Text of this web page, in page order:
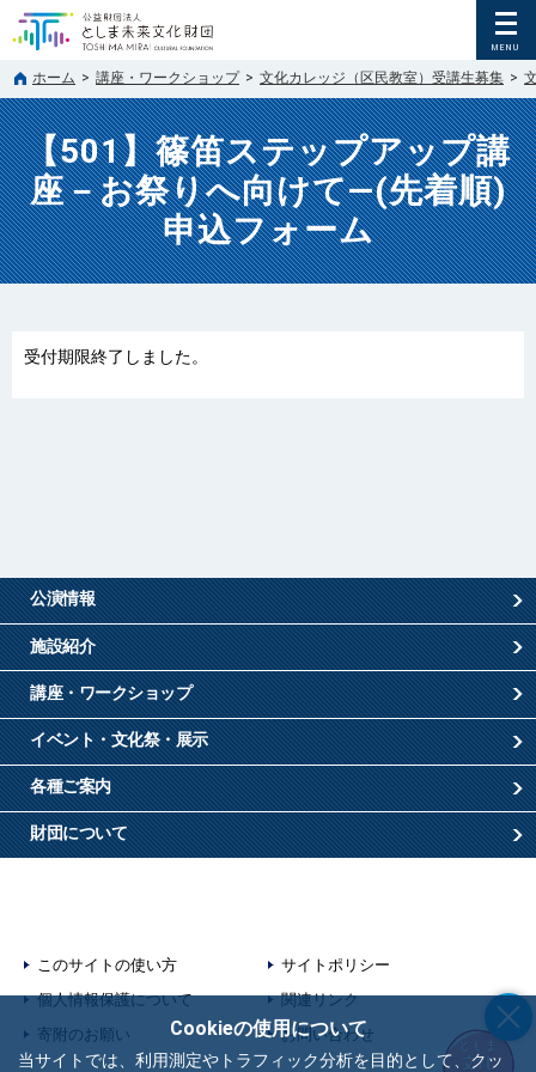
Cookieの使用について
当サイトでは、利用測定やトラフィック分析を目的として、クッ
ホーム > 講座・ワークショップ > 文化カレッジ（区民教室）受講生募集 >
【501】篠笛ステップアップ講
座－お祭りへ向けて―(先着順)
申込フォーム
受付期限終了しました。
公演情報
施設紹介
講座・ワークショップ
イベント・文化祭・展示
各種ご案内
財団について
このサイトの使い方
サイトポリシー
個人情報保護について
関連リンク
寄附のお願い
お問い合わせ